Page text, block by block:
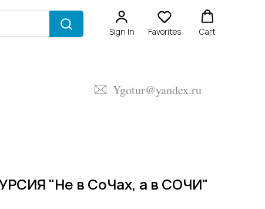
Sign In Favorites Cart
Ygotur@yandex.ru
"Не в СоЧах, а в СОЧИ"